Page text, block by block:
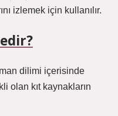
izlemek için kullanılır.
dilimi içerisinde
olan kıt kaynakların